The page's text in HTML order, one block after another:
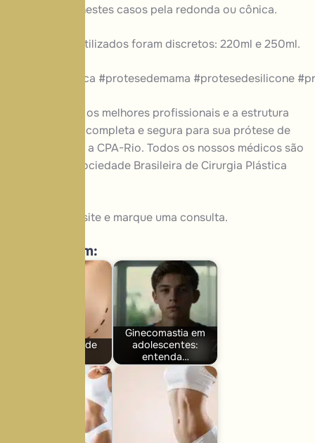
grande. Opto nestes casos pela redonda ou cônica.
Os tamanhos utilizados foram discretos: 220ml e 250ml.
#cirurgiaplastica #protesedemama #protesedesilicone
Se você busca os melhores profissionais e a estrutura
mais moderna, completa e segura para sua prótese de
mama, procure a CPA-Rio. Todos os nossos médicos são
da Sociedade Brasileira deCirurgia Plástica
sitee marque uma consulta.
Leia também:
Mamoplastia de
Ginecomastia em
adolescentes:
entenda…